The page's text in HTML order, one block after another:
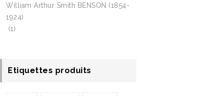
William Arthur Smith BENSON (1854-
1924)
(1)
Etiquettes produits